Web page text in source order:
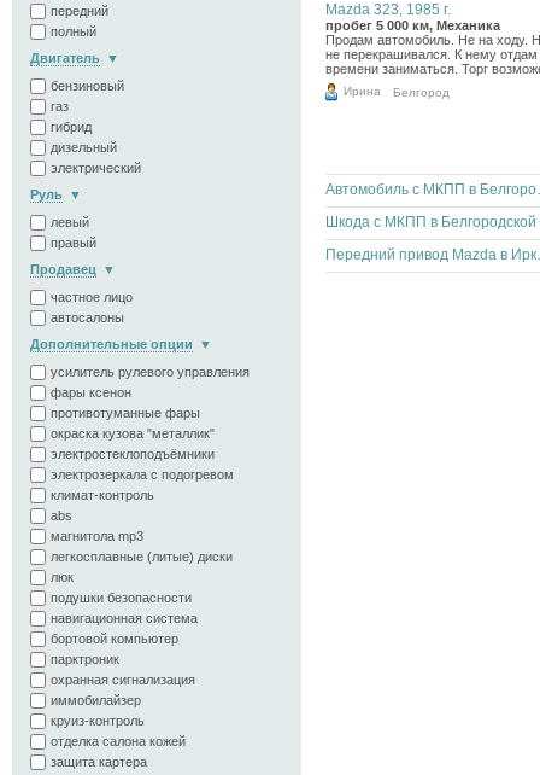
передний
полный
Двигатель
бензиновый
газ
гибрид
дизельный
электрический
Руль
левый
правый
Продавец
частное лицо
автосалоны
Дополнительные опции
усилитель рулевого управления
фары ксенон
противотуманные фары
окраска кузова "металлик"
электростеклоподъёмники
электрозеркала с подогревом
климат-контроль
abs
магнитола mp3
легкосплавные (литые) диски
люк
подушки безопасности
навигационная система
бортовой компьютер
парктроник
охранная сигнализация
иммобилайзер
круиз-контроль
отделка салона кожей
защита картера
Mazda 323, 1985 г.
пробег 5 000 км, Механика
Продам автомобиль. Не на ходу.
не перекрашивался. К нему отдам
времени заниматься. Торг
Ирина Белгород